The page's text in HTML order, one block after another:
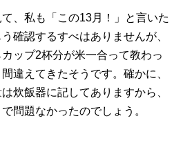
、私も「この13月！」と言いた
確認するすべはありませんが、
ップ2杯分が米一合って教わっ
違えてきたそうです。確かに、
炊飯器に記してありますから、
問題なかったのでしょう。